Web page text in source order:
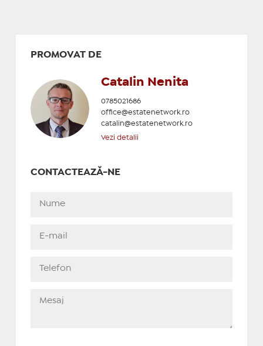
PROMOVAT DE
Catalin Nenita
0785021686
office@estatenetwork.ro
catalin@estatenetwork.ro
Vezi detalii
CONTACTEAZĂ-NE